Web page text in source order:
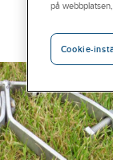
på
Cookie-